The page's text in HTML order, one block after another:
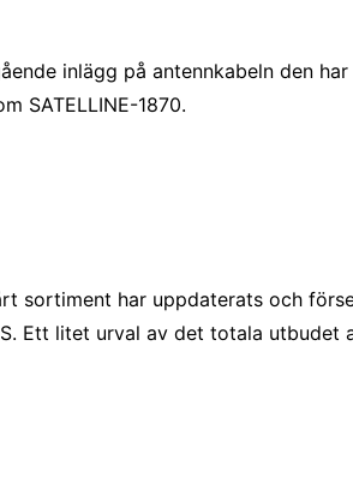
inlägg på antennkabeln den
SATELLINE-1870.
har uppdaterats och
Ett litet urval av det totala utbudet